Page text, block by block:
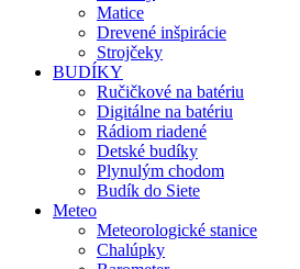
Matice
Drevené inšpirácie
Strojčeky
BUDÍKY
Ručičkové na batériu
Digitálne na batériu
Rádiom riadené
Detské budíky
Plynulým chodom
Budík do Siete
Meteo
Meteorologické stanice
Chalúpky